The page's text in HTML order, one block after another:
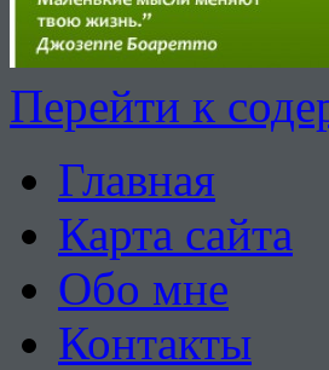
Перейти к
Главная
Карта сайта
Обо мне
Контакты